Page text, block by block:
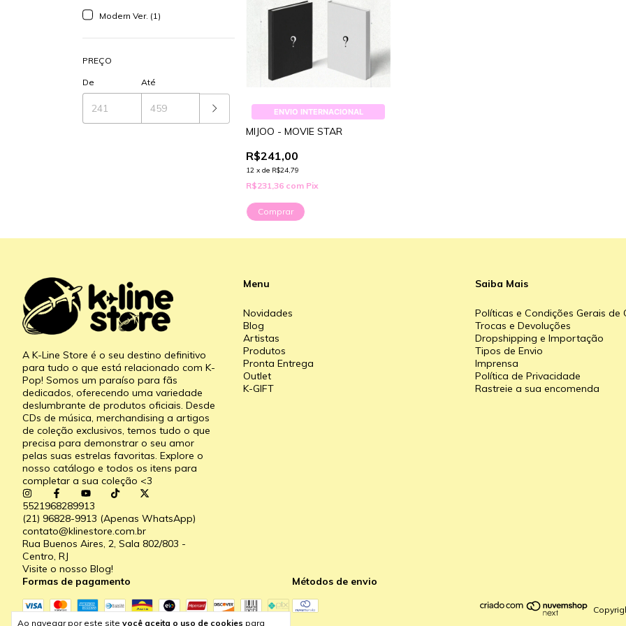
Ao navegar por este site você aceita o uso de cookies para
Modern Ver. (1)
PREÇO
De Até
ENVIO INTERNACIONAL
MIJOO - MOVIE STAR
R$241,00
12 xde R$24,79
R$231,36 com Pix
Comprar
A K-Line Store é o seu destino definitivo
para tudo o que está relacionado com K-
Pop! Somos um paraíso para fãs
dedicados, oferecendo uma variedade
deslumbrante de produtos oficiais. Desde
CDs de música, merchandising a artigos
de coleção exclusivos, temos tudo o que
precisa para demonstrar o seu amor
pelas suas estrelas favoritas. Explore o
nosso catálogo e todos os itens para
completar a sua coleção <3
5521968289913
(21) 96828-9913 (Apenas WhatsApp)
contato@klinestore.com.br
Rua Buenos Aires, 2, Sala 802/803 -
Centro, RJ
Visite o nosso Blog!
Menu
Novidades
Blog
Artistas
Produtos
Pronta Entrega
Outlet
K-GIFT
Saiba Mais
Políticas e Condições Gerais de
Trocas e Devoluções
Dropshipping e Importação
Tipos de Envio
Imprensa
Política de Privacidade
Rastreie a sua encomenda
Formas de pagamento Métodos de envio